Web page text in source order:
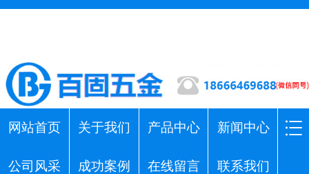
网站首页 关于我们 产品中心 新闻中心
公司风采 成功案例 在线留言 联系我们